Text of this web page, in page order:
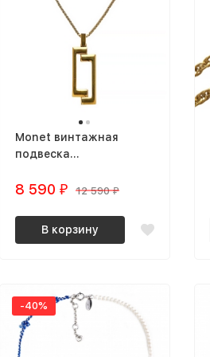
Monet винтажная
подвеска
на цепочке
8 590 ₽ 12 590 ₽
В корзину
-40%